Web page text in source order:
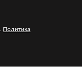
Политика